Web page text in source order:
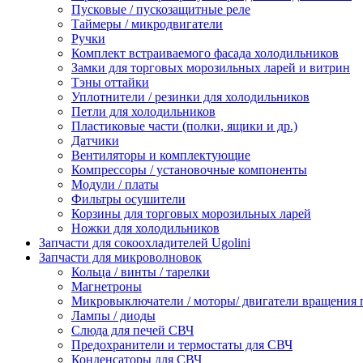
Пусковые / пускозащитные реле
Таймеры / микродвигатели
Ручки
Комплект встраиваемого фасада холодильников
Замки для торговых морозильных ларей и витрин
Тэны оттайки
Уплотнители / резинки для холодильников
Петли для холодильников
Пластиковые части (полки, ящики и др.)
Датчики
Вентиляторы и комплектующие
Компрессоры / установочные компоненты
Модули / платы
Фильтры осушители
Корзины для торговых морозильных ларей
Ножки для холодильников
Запчасти для сокоохладителей Ugolini
Запчасти для микроволновок
Кольца / винты / тарелки
Магнетроны
Микровыключатели / моторы/ двигатели вращения
Лампы / диоды
Слюда для печей СВЧ
Предохранители и термостаты для СВЧ
Конденсаторы для СВЧ